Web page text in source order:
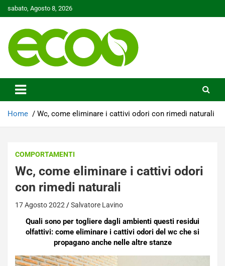
to
sabato, Agosto 8, 2026
Ecoo.it
Home Wc, come eliminare i cattivi odori con rimedi naturali
COMPORTAMENTI
Wc, come eliminare i cattivi odori
con rimedi naturali
17 Agosto 2022 Salvatore Lavino
Quali sono per togliere dagli ambienti questi residui
olfattivi: come eliminare i cattivi odori del wc che si
propagano anche nelle altre stanze